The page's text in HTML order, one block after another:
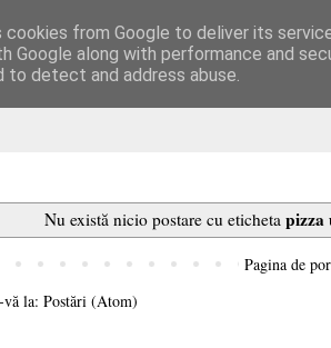
culinare
Nu există nicio postare cu eticheta
Pagina de
la: Postări (Atom)
cookies from Google to deliver its
Google along with performance and
to detect and address abuse.